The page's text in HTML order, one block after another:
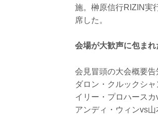
施。榊原信行RIZIN実
席した。
会場が大歓声に包ま
会見冒頭の大会概要
ダロン・クルックシ
イリー・プロハース
アンディ・ウィンvs山